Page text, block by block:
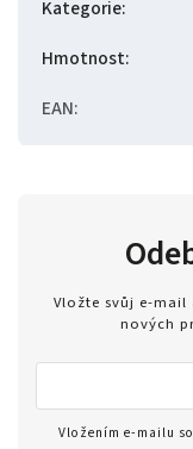
Kategorie:
Hmotnost:
EAN:
Vložte svůj e-
nových
Vložením e-mailu